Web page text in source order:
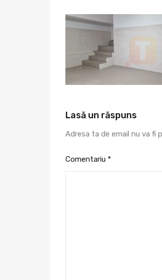
Lasă un răspuns
Adresa ta de email nu va fi
Comentariu *